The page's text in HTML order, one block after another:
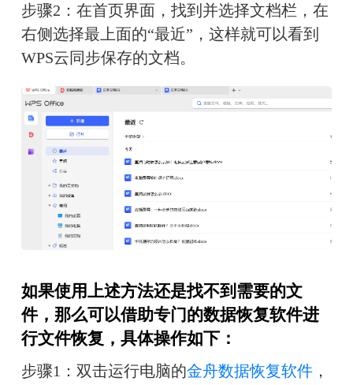
步骤2：在首页界面，找到并选择文档栏，在
右侧选择最上面的“最近”，这样就可以看到
WPS云同步保存的文档。
如果使用上述方法还是找不到需要的文
件，那么可以借助专门的数据恢复软件进
行文件恢复，具体操作如下：
步骤1：双击运行电脑的金舟数据恢复软件，